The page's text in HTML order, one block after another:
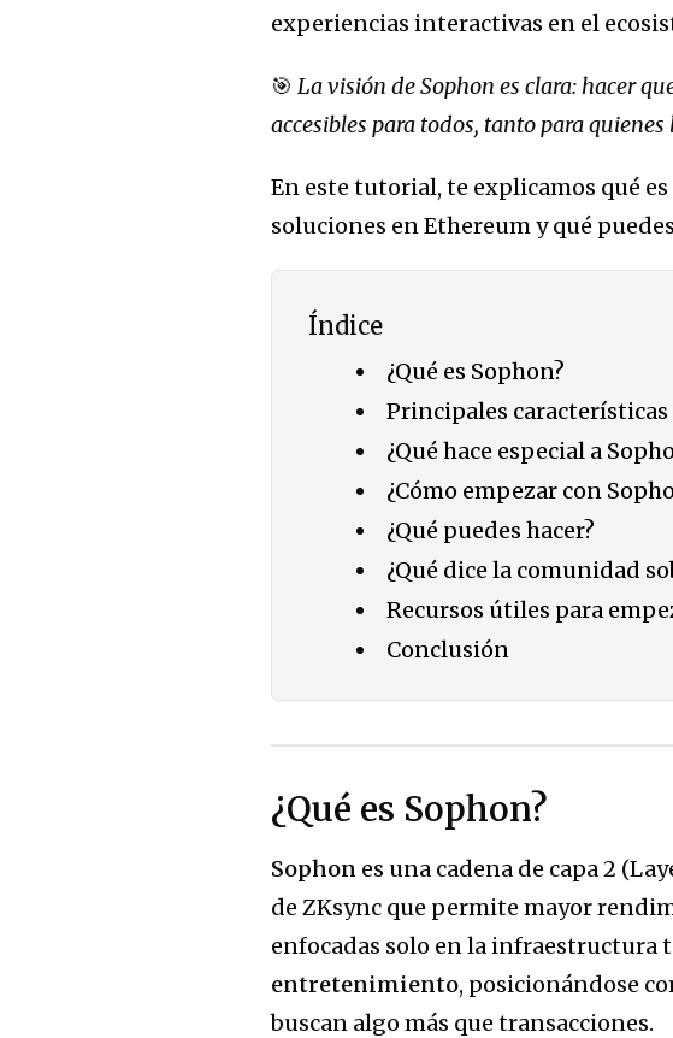
experiencias interactivas en el
🎯La visión de Sophon es clara: hacer
accesibles para todos, tanto para
En este tutorial, te explicamos qué
soluciones en Ethereum y qué
Índice
¿Qué es Sophon?
Principales características
¿Qué hace especial a
¿Cómo empezar con
¿Qué puedes hacer?
¿Qué dice la comunidad
Recursos útiles para
Conclusión
¿Qué es Sophon?
Sophon es una cadena de capa 2
de ZKsync que permite mayor
enfocadas solo en la infraestructura
entretenimiento, posicionándose
buscan algo más que transacciones.